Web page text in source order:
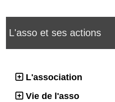
L'asso et ses actions
L'association
Vie de l'asso